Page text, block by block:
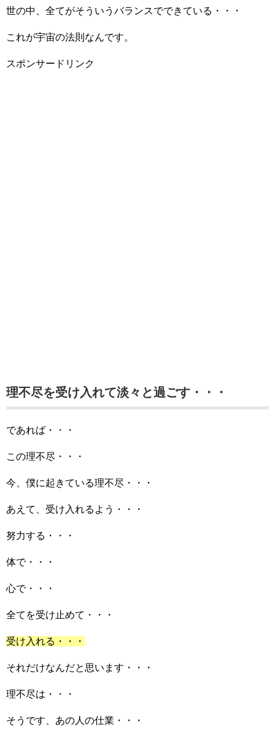
世の中、全てがそういうバランスでできている・・・
これが宇宙の法則なんです。
スポンサードリンク
理不尽を受け入れて淡々と過ごす・・・
であれば・・・
この理不尽・・・
今、僕に起きている理不尽・・・
あえて、受け入れるよう・・・
努力する・・・
体で・・・
心で・・・
全てを受け止めて・・・
受け入れる・・・
それだけなんだと思います・・・
理不尽は・・・
そうです、あの人の仕業・・・